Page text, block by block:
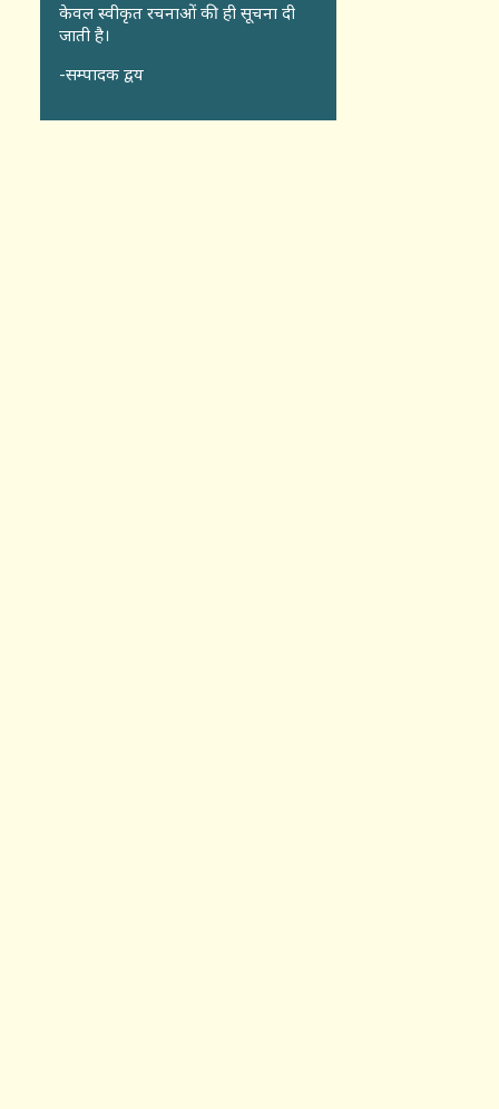
केवल स्वीकृत रचनाओं की ही सूचना दी
जाती है।
-सम्पादक द्वय